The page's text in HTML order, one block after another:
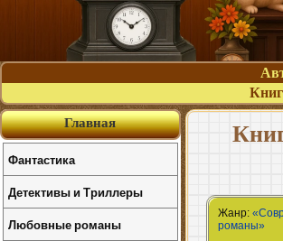
Жанр:
романы»
Главная
Фантастика
Детективы и Триллеры
Любовные романы